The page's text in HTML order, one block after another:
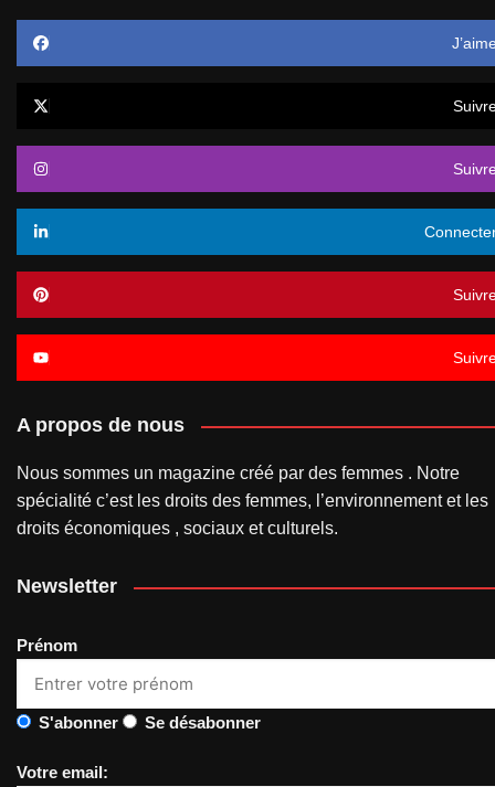
A propos de nous
Nous sommes un magazine créé par des femmes . Notre
spécialité c’est les droits des femmes, l’environnement et les
droits économiques , sociaux et culturels.
Newsletter
Prénom
S'abonner Se désabonner
Votre email: